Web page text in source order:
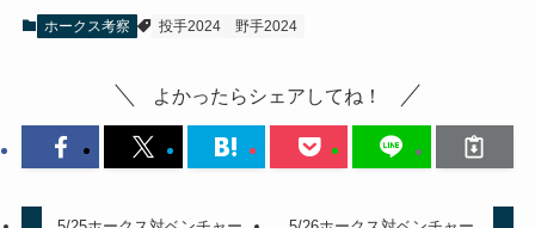
ホークス考察 投手2024 野手2024
よかったらシェアしてね！